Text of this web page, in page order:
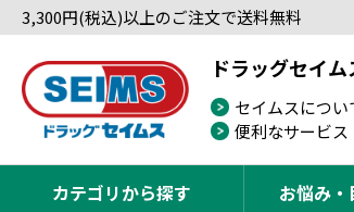
3,300円(税込)以上のご注文で送料無料
ドラッグセイ
セイムスについ
便利なサービス
カテゴリから探す お悩み